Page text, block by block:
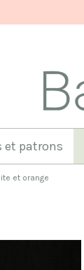
et patrons
et orange